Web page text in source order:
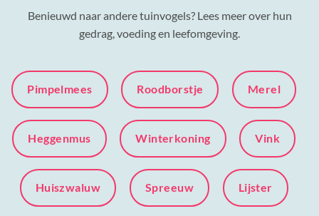
Benieuwd naar andere tuinvogels? Lees meer over hun
gedrag, voeding en leefomgeving.
Pimpelmees Roodborstje Merel
Heggenmus Winterkoning Vink
Huiszwaluw Spreeuw Lijster